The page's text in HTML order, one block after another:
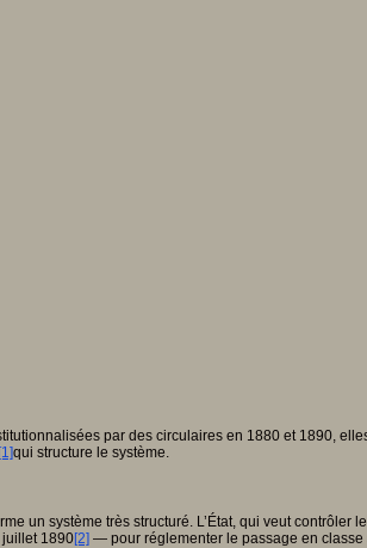
par des circulaires en 1880 et 1890,
[1]qui structure le système.
un système très structuré. L’État, qui veut contrôler
juillet 1890[2] — pour réglementer le passage en classe